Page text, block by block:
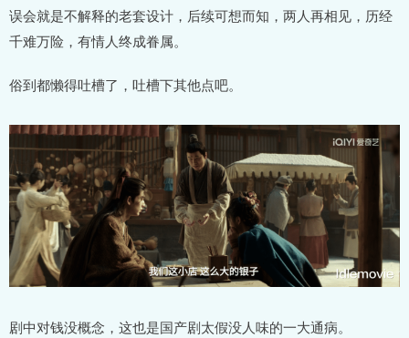
误会就是不解释的老套设计，后续可想而知，两人再相见，历经
千难万险，有情人终成眷属。
俗到都懒得吐槽了，吐槽下其他点吧。
剧中对钱没概念，这也是国产剧太假没人味的一大通病。